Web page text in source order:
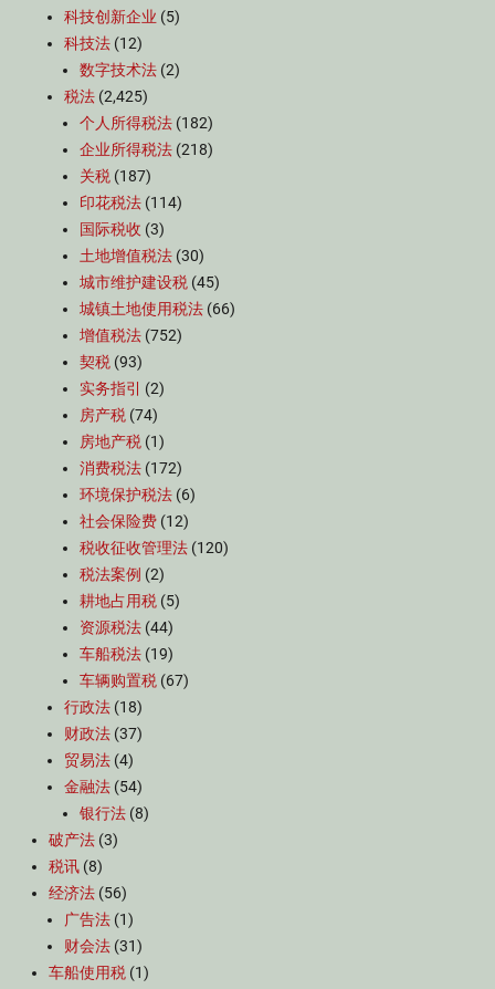
科技创新企业 (5)
科技法 (12)
数字技术法 (2)
税法 (2,425)
个人所得税法 (182)
企业所得税法 (218)
关税 (187)
印花税法 (114)
国际税收 (3)
土地增值税法 (30)
城市维护建设税 (45)
城镇土地使用税法 (66)
增值税法 (752)
契税 (93)
实务指引
(2)
房产税 (74)
房地产税 (1)
消费税法 (172)
环境保护税法 (6)
社会保险费 (12)
税收征收管理法 (120)
税法案例 (2)
耕地占用税 (5)
资源税法 (44)
车船税法 (19)
车辆购置税 (67)
行政法 (18)
财政法 (37)
贸易法 (4)
金融法 (54)
银行法 (8)
破产法 (3)
税讯 (8)
经济法 (56)
广告法 (1)
财会法 (31)
车船使用税 (1)